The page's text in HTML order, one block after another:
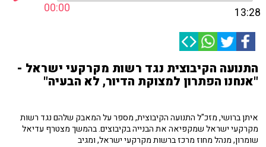
00:00 13:28
התנועה הקיבוצית נגד רשות מקרקעי ישראל -
"אנחנו הפתרון למצוקת הדיור, לא הבעיה"
איתן ברושי, מזכ"ל התנועה הקיבוצית, מספר על המאבק שלהם נגד רשות
מקרקעי ישראל שמקפיאה את הבנייה בקיבוצים. בהמשך מצטרף עדיאל
שומרון, מנהל מחוז מרכז ברשות מקרקעי ישראל, ומגיב